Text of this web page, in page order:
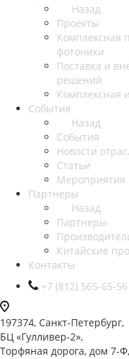
Назад
Проекты
Комплексная
фотоники
Поставка и
решений
Комплексная
События
Назад
События
Новости
Статьи
Мероприятия
Партнеры
Назад
Партнеры
Китайские
Контакты
+7 (812) 565-65-56
197374, Санкт-Петербург,
БЦ «Гулливер-2»,
Торфяная дорога, дом 7-